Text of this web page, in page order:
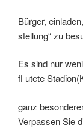
Bürger,
stellung“ zu
Es sind nur
fl utete
ganz
Verpassen Sie